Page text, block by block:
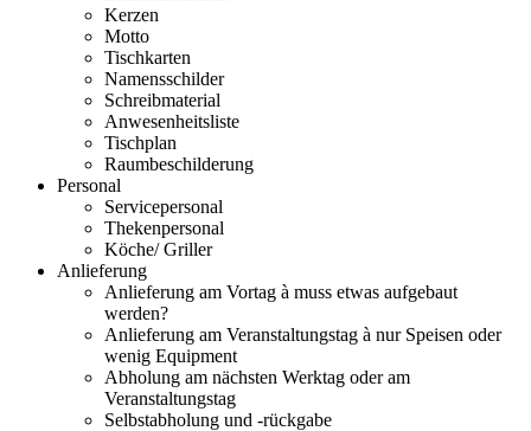
Kerzen
Motto
Tischkarten
Namensschilder
Schreibmaterial
Anwesenheitsliste
Tischplan
Raumbeschilderung
Personal
Servicepersonal
Thekenpersonal
Köche/ Griller
Anlieferung
Anlieferung am Vortag à muss etwas aufgebaut
werden?
Anlieferung am Veranstaltungstag à nur Speisen oder
wenig Equipment
Abholung am nächsten Werktag oder am
Veranstaltungstag
Selbstabholung und -rückgabe